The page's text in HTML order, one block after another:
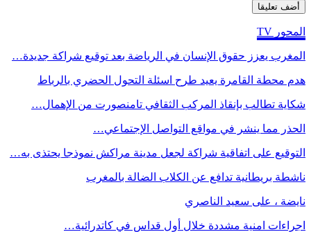
المحور TV
المغرب يعزز حقوق الإنسان في الرياضة بعد توقيع شراكة جديدة…
هدم محطة القامرة يعيد طرح اسئلة التحول الحضري بالرباط
شكاية تطالب بإنقاذ المركب الثقافي تامنصورت من الإهمال…
الحذر مما ينشر في مواقع التواصل الإجتماعي…
التوقيع على اتفاقية شراكة لجعل مدينة مراكش نموذجا يحتذى به…
ناشطة بريطانية تدافع عن الكلاب الضالة بالمغرب
نايضة ، على سعيد الناصري
اجراءات امنية مشددة خلال أول قداس في كاتدرائية…